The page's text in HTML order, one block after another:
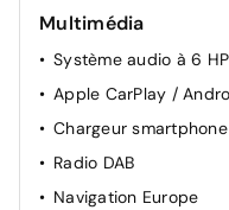
Multimédia
Système audio à 6 HP
Apple CarPlay /
Chargeur
Radio DAB
Navigation Europe